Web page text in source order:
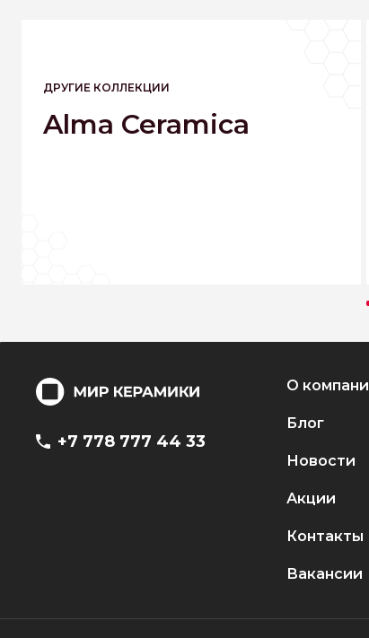
ДРУГИЕ КОЛЛЕКЦИИ
Alma Ceramica
+7 778 777 44 33
О
Блог
Новости
Акции
Контакты
Вакансии